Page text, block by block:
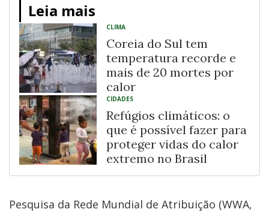
Leia mais
CLIMA
Coreia do Sul tem
temperatura recorde e
mais de 20 mortes por
calor
CIDADES
Refúgios climáticos: o
que é possível fazer para
proteger vidas do calor
extremo no Brasil
Pesquisa da Rede Mundial de Atribuição (WWA,